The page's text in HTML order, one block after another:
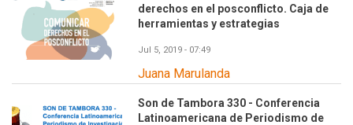
derechos en el posconflicto. Caja de
herramientas y estrategias
Jul 5, 2019 - 07:49
Juana Marulanda
Son de Tambora 330 - Conferencia
Latinoamericana de Periodismo de